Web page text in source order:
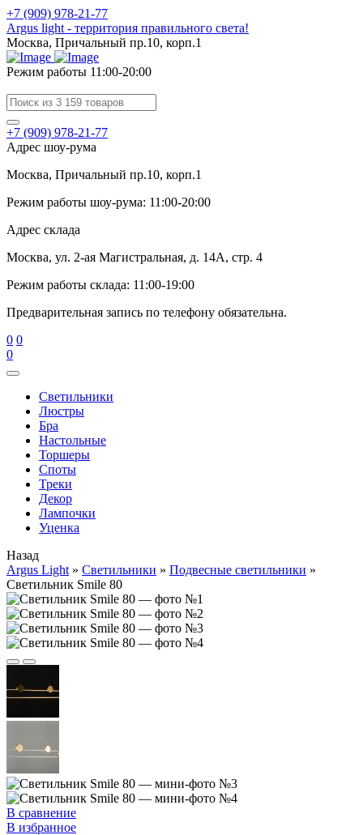
+7 (909) 978-21-77
Argus light - территория правильного света!
Москва, Причальный пр.10, корп.1
Режим работы 11:00-20:00
+7 (909) 978-21-77
Адрес шоу-рума
Москва, Причальный пр.10, корп.1
Режим работы шоу-рума: 11:00-20:00
Адрес склада
Москва, ул. 2-ая Магистральная, д. 14А, стр. 4
Режим работы склада: 11:00-19:00
Предварительная запись по телефону обязательна.
0 0
0
Cветильники
Люстры
Бра
Настольные
Торшеры
Споты
Треки
Декор
Лампочки
Уценка
Назад
Argus Light » Cветильники » Подвесные светильники »
Светильник Smile 80
В сравнение
В избранное